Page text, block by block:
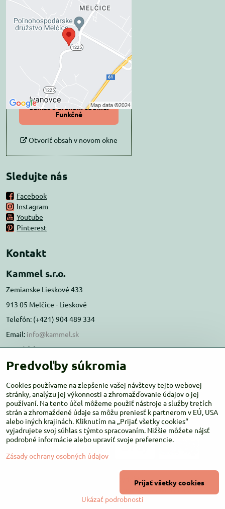
Externý obsah je
blokovaný Voľbami
súkromia
Prajete si načítať externý obsah?
Povoliť tentokrát
Povoliť a zapamätať -
súhlas s druhom cookie:
Funkčné
Otvoriť obsah v novom okne
Sledujte nás
Facebook
Instagram
Youtube
Pinterest
Kontakt
Kammel s.r.o.
Zemianske Lieskové 433
913 05 Melčice - Lieskové
Telefón: (+421) 904 489 334
Email: info@kammel.sk
Prevádzka:
Administratívna budova PD Melčice
Otváracie hodiny:PO-ŠT 8:00 - 16:00
PIA-NE Zatvorené
Copyright
Zásady ochrany osobných údajov
Vytvorené pomocou:BiznisWeb.sk
Predvoľby súkromia
Cookies používame na zlepšenie vašej návštevy tejto webovej
stránky, analýzu jej výkonnosti a zhromažďovanie údajov o jej
používaní. Na tento účel môžeme použiť nástroje a služby tretích
strán a zhromaždené údaje sa môžu preniesť k partnerom v EÚ, USA
alebo iných krajinách. Kliknutím na „Prijať všetky cookies“
vyjadrujete svoj súhlas s týmto spracovaním. Nižšie môžete nájsť
podrobné informácie alebo upraviť svoje preferencie.
Zásady ochrany osobných údajov
Ukázať podrobnosti
Prijať všetky cookies